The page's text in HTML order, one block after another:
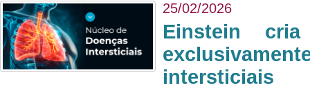
25/02/2026
Einstein
intersticiais